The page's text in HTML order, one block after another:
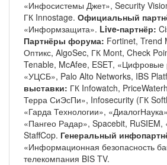
«Инфосистемы Джет», Security
ГК Innostage. Официальный
«Информзащита». Live-партнёр:
Партнёры форума: Fortinet, Trend
Оптикс, AlgoSec, ГК Mont, Check
Tenable, McAfee, ESET,
«УЦСБ», Palo Alto Networks, IBS
выставки: ГК Infowatch,
Терра СиЭсПи», Infosecurity (ГК
«Гарда Технологии»,
«Пангео Радар», Spacebit,
StaffCop. Генеральный
«Информационная безопасность
телекомпания BIS TV.